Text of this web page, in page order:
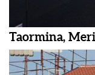
Taormina,